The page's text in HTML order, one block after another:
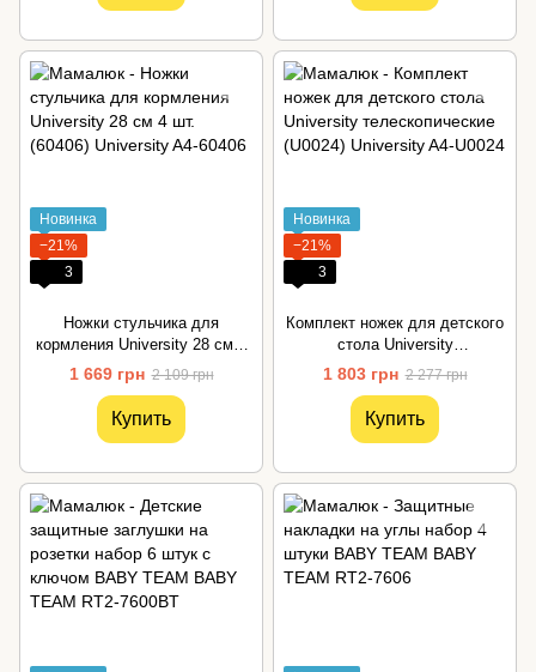
Новинка
−21%
3
Ножки стульчика для
кормления University 28 см 4
шт. (60406)
1 669 грн 2 109 грн
Купить
Новинка
−21%
3
Комплект ножек для детского
стола University
телескопические (U0024)
1 803 грн 2 277 грн
Купить